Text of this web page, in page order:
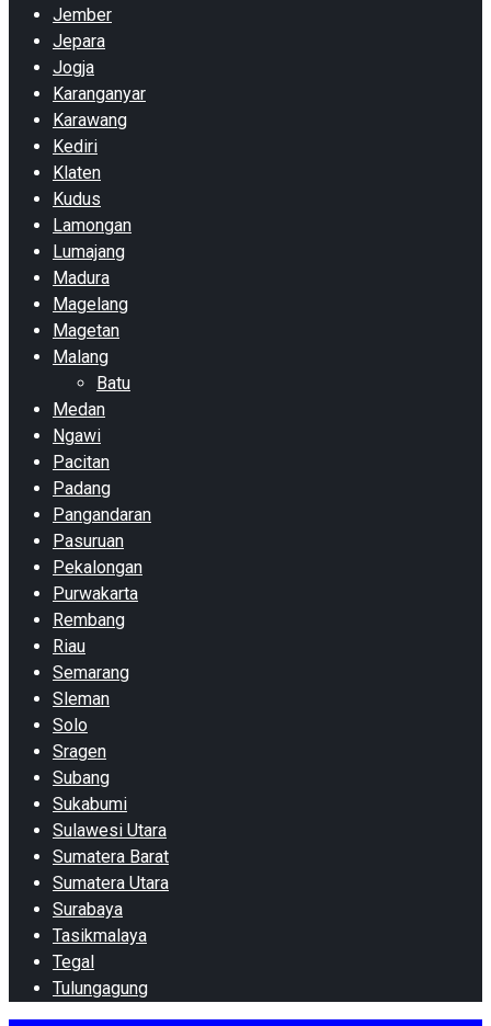
Jember
Jepara
Jogja
Karanganyar
Karawang
Kediri
Klaten
Kudus
Lamongan
Lumajang
Madura
Magelang
Magetan
Malang
Batu
Medan
Ngawi
Pacitan
Padang
Pangandaran
Pasuruan
Pekalongan
Purwakarta
Rembang
Riau
Semarang
Sleman
Solo
Sragen
Subang
Sukabumi
Sulawesi Utara
Sumatera Barat
Sumatera Utara
Surabaya
Tasikmalaya
Tegal
Tulungagung